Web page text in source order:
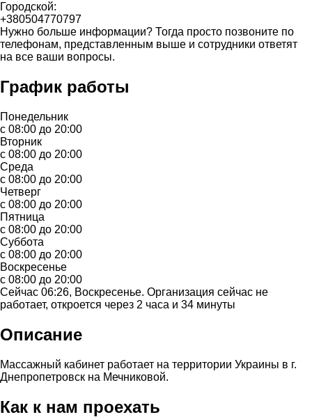
Городской:
+380504770797
Нужно больше информации? Тогда просто позвоните по
телефонам, представленным выше и сотрудники ответят
на все ваши вопросы.
График работы
Понедельник
с 08:00 до 20:00
Вторник
с 08:00 до 20:00
Среда
с 08:00 до 20:00
Четверг
с 08:00 до 20:00
Пятница
с 08:00 до 20:00
Суббота
с 08:00 до 20:00
Воскресенье
с 08:00 до 20:00
Сейчас 06:26, Воскресенье. Организация сейчас не
работает, откроется через 2 часа и 34 минуты
Описание
Массажный кабинет работает на территории Украины в г.
Днепропетровск на Мечниковой.
Как к нам проехать